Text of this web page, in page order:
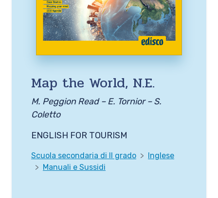
Map the World, N.E.
M. Peggion Read – E. Tornior – S.
Coletto
ENGLISH FOR TOURISM
Scuola secondaria di II grado
Inglese
Manuali e Sussidi